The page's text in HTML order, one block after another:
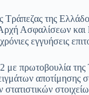
Τράπεζας της
Ασφαλίσεων
εγγυήσεις
πρωτοβουλία
αποτίμησης